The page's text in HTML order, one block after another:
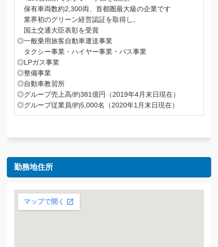
保有車両数約2,300両、首都圏最大級の企業です
業界初のグリーン経営認証を取得し。
国土交通大臣表彰を受賞
◎一般乗用旅客自動車運送事業
タクシー事業・ハイヤー事業・バス事業
◎LPガス事業
◎整備事業
◎自動車教習所
◎グループ売上高/約381億円（2019年4月末日現在）
◎グループ従業員/約5,000名（2020年1月末日現在）
勤務地住所